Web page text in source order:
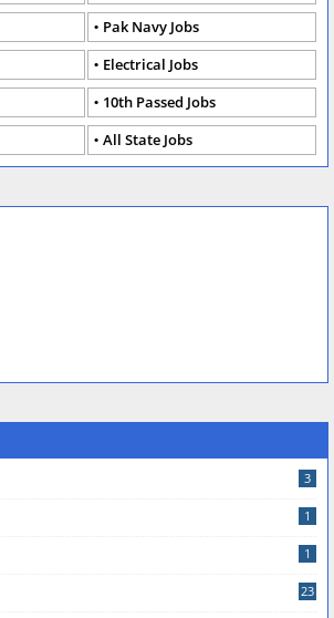
Pak Navy Jobs
Electrical Jobs
10th Passed Jobs
All State Jobs
3
1
1
23